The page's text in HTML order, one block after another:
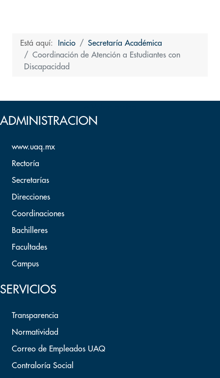
Está aquí: Inicio
Secretaría Académica
Coordinación de Atención a Estudiantes con
Discapacidad
ADMINISTRACION
www.uaq.mx
Rectoría
Secretarías
Direcciones
Coordinaciones
Bachilleres
Facultades
Campus
SERVICIOS
Transparencia
Normatividad
Correo de Empleados UAQ
Contraloría Social